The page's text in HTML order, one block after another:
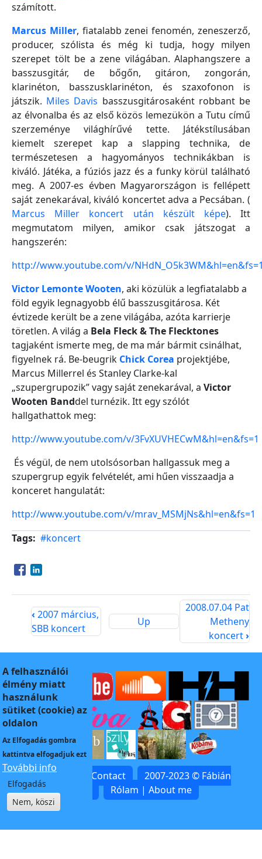
számított.
Marcus Miller, fiatalabb zenei fenomén, zeneszerző,
producer, szólista és még ki tudja, hogy milyen
szerepet tölt be a zene világában. Alaphangszere a
basszusgitár, de bőgőn, gitáron, zongorán,
klarinéton, basszusklarinéton, és szaxofonon is
játszik. Miles Davis basszusgitárosaként robbant be
az élvonalba és az első közös lemezükön a Tutu című
szerzeménye világhírűvé tette. Játékstílusában
kiemelt szerepet kap a slapping technika, de
természetesen a hagyományos technikákban is
kiváló. Játéka, a fúziós jazz és a funky körül található
meg. A 2007-es évben Magyarországon is fellépett
saját zenekarával, kiváló koncertet adva a Pecsában. (
Marcus Miller koncert után készült képe). Itt
megmutatom milyen, amikor csak játszogat a
hangszerén:
http://www.youtube.com/v/
Victor Lemonte Wooten, aki közülük a legfiatalabb a
föld egyik legnagyobb élű basszusgitárosa. Két
évtizede került be a zene világába, azóta karrierje
töretlen. A világ a Bela Fleck & The Flecktones
tagjaként ismerte meg, de ma már bármit csinálhat,
figyelnek rá. Be-beugrik Chick Corea projektjébe,
Marcus Millerrel és Stanley Clarke-kal
„szupergrupozik” vagy saját zenekarával, a Victor
Wooten Banddel turnézik. Itt egy szólót
hallgathattok meg:
http://www.youtube.com/v/3FvXUVHECwM&hl=en&fs=1
És végül, de nem utolsósorban hallgassuk meg a
szupergrup egyik felvételét, ami hűen visszaadja a
konceret hangulatát:
http://www.youtube.com/v/mrav_MSMjNs&hl=en&fs=1
Tags #koncert
Opens in a new window
Opens in a new window
‹ 2007 március,
SBB koncert
Up
2008.07.04 Pat
Metheny
koncert›
Kapcsolat | Contact
2007-2023 © Fábián
Rólam | About me
A felhasználói
élmény miatt
használunk
sütiket (cookie) az
oldalon
Az Elfogadásgombra
kattintva elfogadjuk ezt
További info
Elfogadás
Nem, köszi